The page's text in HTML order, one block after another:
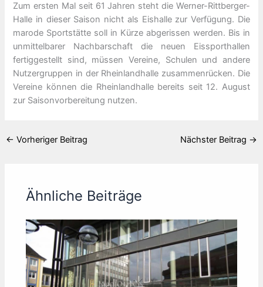
Zum ersten Mal seit 61 Jahren steht die Werner-Rittberger-
Halle in dieser Saison nicht als Eishalle zur Verfügung. Die
marode Sportstätte soll in Kürze abgerissen werden. Bis in
unmittelbarer Nachbarschaft die neuen Eissporthallen
fertiggestellt sind, müssen Vereine, Schulen und andere
Nutzergruppen in der Rheinlandhalle zusammenrücken. Die
Vereine können die Rheinlandhalle bereits seit 12. August
zur Saisonvorbereitung nutzen.
← Vorheriger Beitrag Nächster Beitrag →
Ähnliche Beiträge